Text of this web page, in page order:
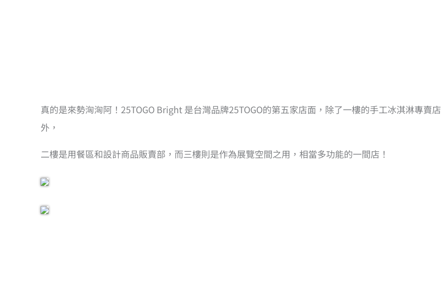
真的是來勢洶洶阿！25TOGO Bright 是台灣品牌25TOGO的第五家店面，除了一樓的手工冰淇淋專賣店
外，
二樓是用餐區和設計商品販賣部，而三樓則是作為展覽空間之用，相當多功能的一間店！